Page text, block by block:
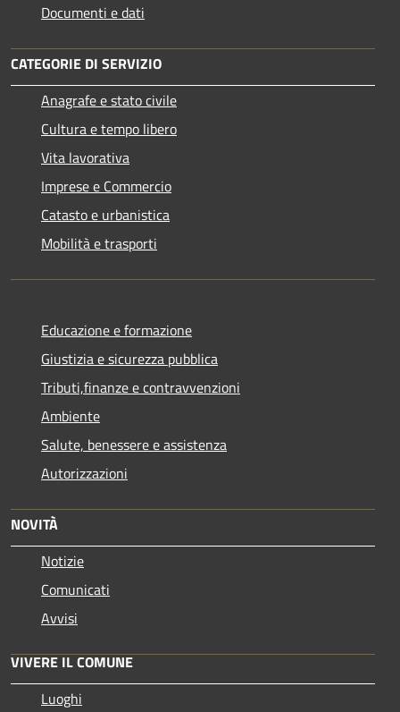
Documenti e dati
CATEGORIE DI SERVIZIO
Anagrafe e stato civile
Cultura e tempo libero
Vita lavorativa
Imprese e Commercio
Catasto e urbanistica
Mobilità e trasporti
Educazione e formazione
Giustizia e sicurezza pubblica
Tributi,finanze e contravvenzioni
Ambiente
Salute, benessere e assistenza
Autorizzazioni
NOVITÀ
Notizie
Comunicati
Avvisi
VIVERE IL COMUNE
Luoghi